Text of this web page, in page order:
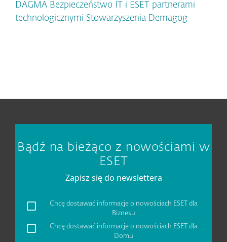
DAGMA Bezpieczeństwo IT i ESET partnerami
technologicznymi Stowarzyszenia Demagog